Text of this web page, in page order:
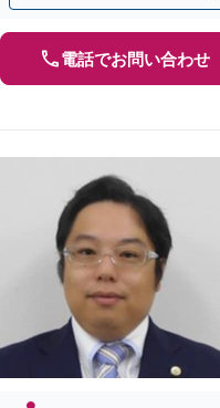
電話でお問い合わせ